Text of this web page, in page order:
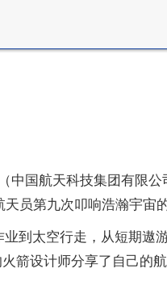
中国航天科技集团有限
员第九次叩响浩瀚宇宙的
到太空行走，从短期遨
箭设计师分享了自己的航